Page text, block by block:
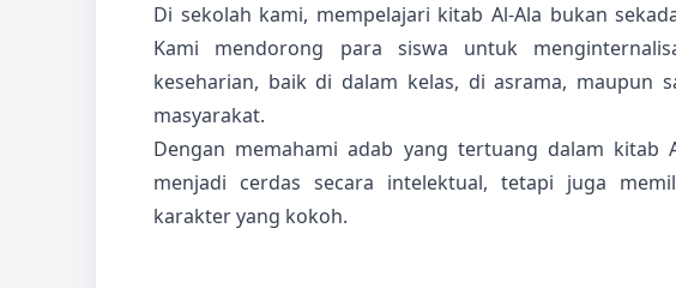
Di sekolah kami, mempelajari kitab Al-Ala bukan
Kami mendorong para siswa untuk
keseharian, baik di dalam kelas, di asrama, maupun
masyarakat.
Dengan memahami adab yang tertuang dalam kitab
menjadi cerdas secara intelektual, tetapi juga
karakter yang kokoh.